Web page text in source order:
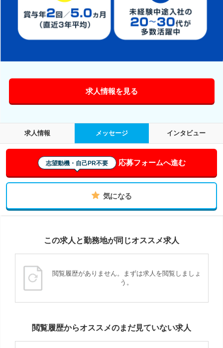
求人情報を見る
求人情報 メッセージ インタビュー
志望動機・自己PR不要 応募フォームへ進む
気になる
この求人と勤務地が同じオススメ求人
閲覧履歴がありません。まずは求人を閲覧しましょ
う。
閲覧履歴からオススメのまだ見ていない求人